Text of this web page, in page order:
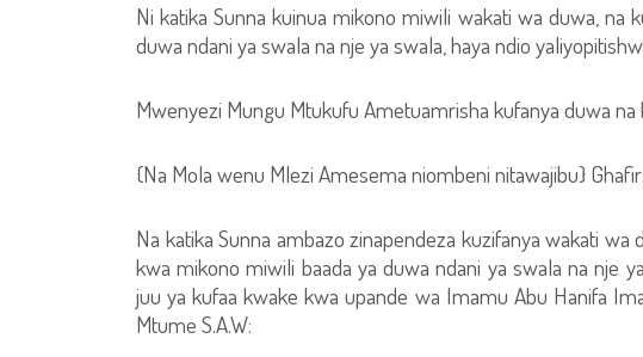
Ni katika Sunna kuinua mikono miwili wakati wa duwa, na
duwa ndani ya swala na nje ya swala, haya ndio
Mwenyezi Mungu Mtukufu Ametuamrisha kufanya duwa na
{Na Mola wenu Mlezi Amesema niombeni nitawajibu}
Na katika Sunna ambazo zinapendeza kuzifanya wakati
kwa mikono miwili baada ya duwa ndani ya swala na nje
juu ya kufaa kwake kwa upande wa Imamu Abu Hanifa
Mtume S.A.W: